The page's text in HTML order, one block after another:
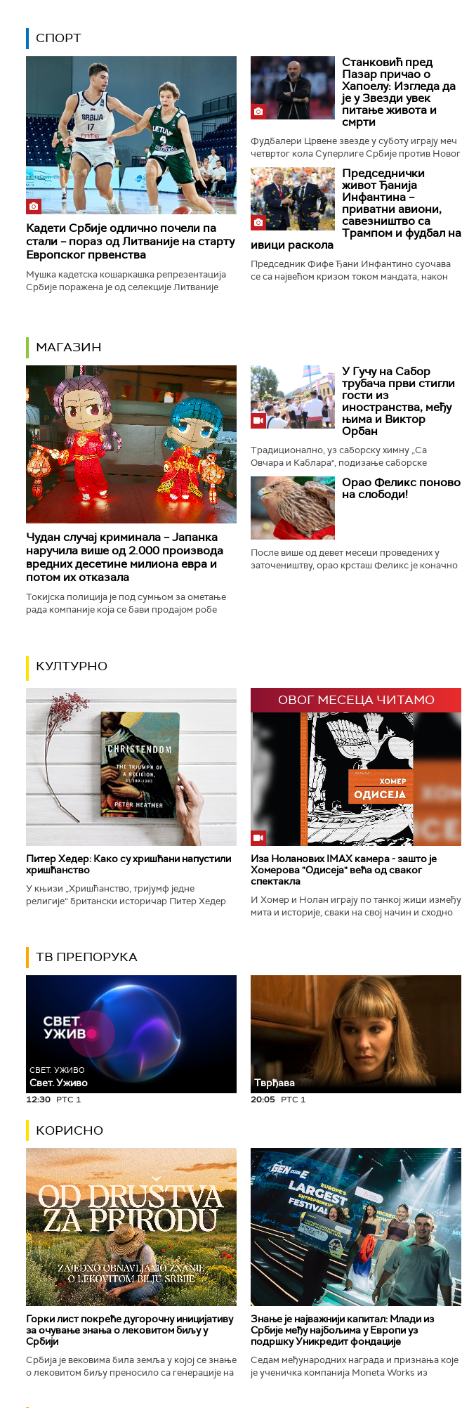
СПОРТ
Кадети Србије одлично почели па
стали – пораз од Литваније на старту
Европског првенства
Мушка кадетска кошаркашка репрезентација
Србије поражена је од селекције Литваније
Станковић пред
Пазар причао о
Хапоелу: Изгледа да
је у Звезди увек
питање живота и
смрти
Фудбалери Црвене звезде у суботу играју меч
четвртог кола Суперлиге Србије против Новог
Пазара, а тренер Дејан Станковић истакао је да
прижељкује да ће...
Председнички
живот Ђанија
Инфантина –
приватни авиони,
савезништво са
Трампом и фудбал на
ивици раскола
Председник Фифе Ђани Инфантино суочава
се са највећом кризом током мандата, након
МАГАЗИН
Чудан случај криминала – Јапанка
наручила више од 2.000 производа
вредних десетине милиона евра и
потом их отказала
Токијска полиција је под сумњом за ометање
рада компаније која се бави продајом робе
У Гучу на Сабор
трубача први стигли
гости из
иностранства, међу
њима и Виктор
Орбан
Традиционално, уз саборску химну „Са
Овчара и Каблара", подизање саборске
заставе и пуцање прангија крај Споменика
трубачу, у Гучи је отворен 65. Драгачевски...
Орао Феликс поново
на слободи!
После више од девет месеци проведених у
заточеништву, орао крсташ Феликс је коначно
КУЛТУРНО
Питер Хедер: Како су хришћани напустили
хришћанство
У књизи „Хришћанство, тријумф једне
религије“ британски историчар Питер Хедер
ОВОГ МЕСЕЦА ЧИТАМО
Иза Ноланових IMAX камера - зашто је
Хомерова "Одисеја" већа од сваког
спектакла
И Хомер и Нолан играју по танкој жици између
мита и историје, сваки на свој начин и сходно
ТВ ПРЕПОРУКА
СВЕТ. УЖИВО
Свет. Уживо
12:30 РТС 1
Тврђава
20:05 РТС 1
КОРИСНО
Горки лист покреће дугорочну иницијативу
за очување знања о лековитом биљу у
Србији
Србија је вековима била земља у којој се знање
о лековитом биљу преносило са генерације на
Знање је најважнији капитал: Млади из
Србије међу најбољима у Европи уз
подршку Уникредит фондације
Седам међународних награда и признања које
је ученичка компанија Moneta Works из